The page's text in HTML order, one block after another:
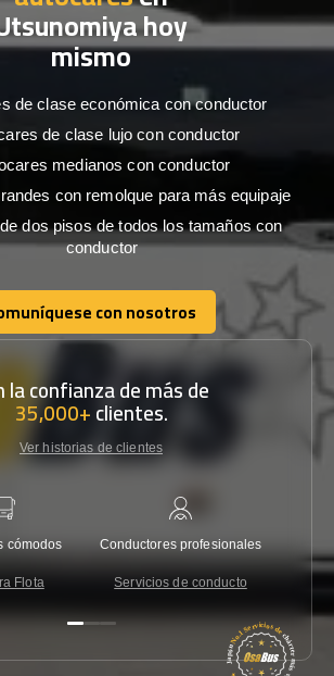
hoy
mismo
de clase económica con conductor
de clase lujo con conductor
medianos con conductor
con remolque para más equipaje
dos pisos de todos los tamaños con
conductor
con nosotros
con nosotros
la confianza de más de
35,000+clientes.
Ver historias de clientes
cómodos
Flota
Conductores profesionales
Servicios de conducto